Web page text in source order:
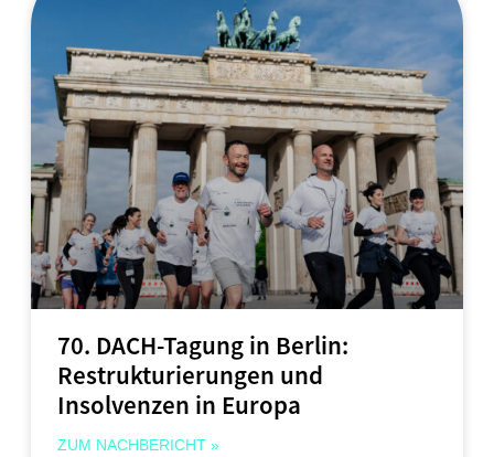
70. DACH-Tagung in Berlin:
Restrukturierungen und
Insolvenzen in Europa
ZUM NACHBERICHT »